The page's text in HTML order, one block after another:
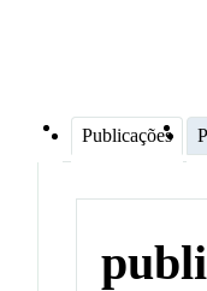
Publicações